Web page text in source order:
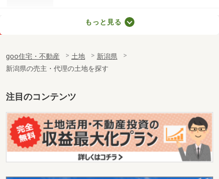
新潟県新潟市東区竹尾３
用途地域
１種中高
土地面積 175.2m²
新潟県新潟市東区河渡新町２
価 格
1,270万円
住 所
新潟県新潟市東区河渡新町２
用途地域 １種住居
土地面積 139.98m²
もっと見る
goo住宅・不動産 土地
新潟県
新潟県の売主・代理の土地を探す
注目のコンテンツ